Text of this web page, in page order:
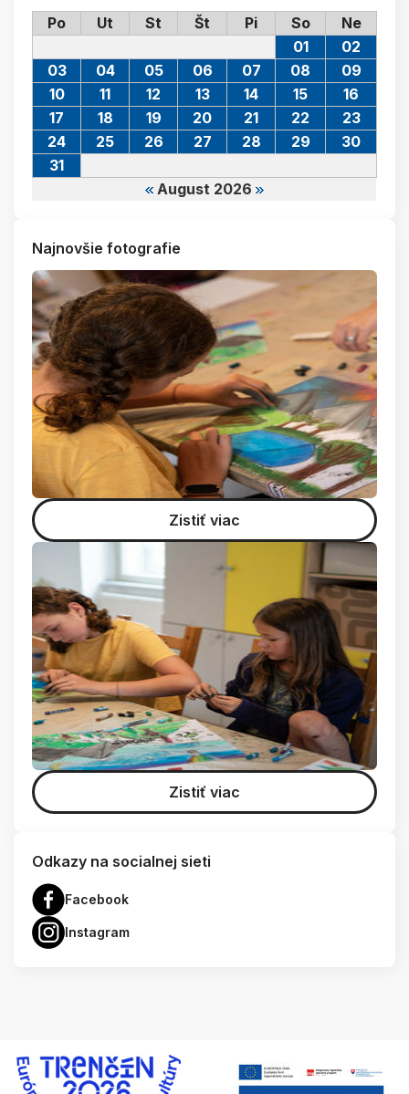
Po Ut St Št Pi So Ne
August 2026
01
02
03
04 05 06 07 08
09
10
11 12 13 14 15
16
17
18 19 20 21 22
23
24
25 26 27 28 29
30
31
Najnovšie fotografie
Zistiť viac
Zistiť viac
Odkazy na socialnej sieti
Facebook
Instagram